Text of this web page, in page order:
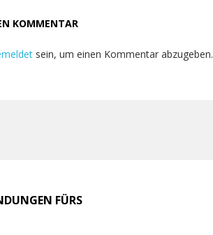
KOMMENTAR
sein, um einen Kommentar abzugeben.
FÜRS